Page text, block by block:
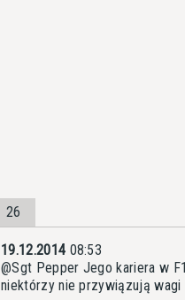
26
19.12.2014 08:53
@Sgt Pepper Jego kariera w
niektórzy nie przywiązują wagi